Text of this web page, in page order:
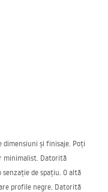
dimensiuni și finisaje. Poți
minimalist. Datorită
senzație de spațiu. O altă
profile negre. Datorită